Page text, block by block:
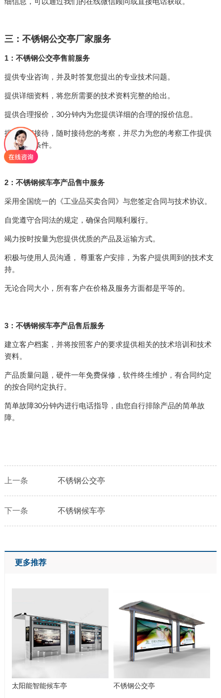
三：不锈钢公交亭厂家服务
1：不锈钢公交亭售前服务
提供专业咨询，并及时答复您提出的专业技术问题。
提供详细资料，将您所需要的技术资料完整的给出。
提供合理报价，30分钟内为您提供详细的合理的报价信息。
提供考察接待，随时接待您的考察，并尽力为您的考察工作提供
各种便利条件。
2：不锈钢候车亭产品售中服务
采用全国统一的《工业品买卖合同》与您签定合同与技术协议。
自觉遵守合同法的规定，确保合同顺利履行。
竭力按时按量为您提供优质的产品及运输方式。
积极与使用人员沟通， 尊重客户安排，为客户提供周到的技术支
持。
无论合同大小，所有客户在价格及服务方面都是平等的。
3：不锈钢候车亭产品售后服务
建立客户档案，并将按照客户的要求提供相关的技术培训和技术
资料。
产品质量问题，硬件一年免费保修，软件终生维护，有合同约定
的按合同约定执行。
简单故障30分钟内进行电话指导，由您自行排除产品的简单故
障。
上一条 不锈钢公交亭
下一条 不锈钢候车亭
更多推荐
太阳能智能候车亭 不锈钢公交亭